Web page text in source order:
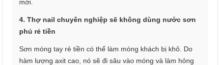
mới.
4. Thợ nail chuyên nghiệp sẽ không dùng nước sơn
phủ rẻ tiền
Sơn móng tay rẻ tiền có thể làm móng khách bị khô. Do
hàm lượng axit cao, nó sẽ đi sâu vào móng và làm hỏng